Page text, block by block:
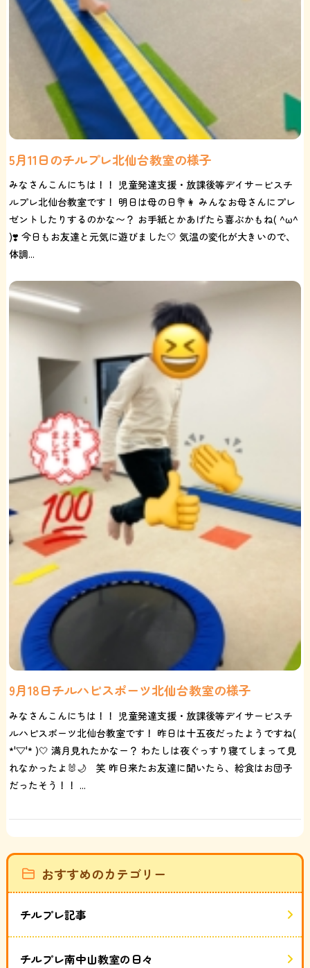
5月11日のチルプレ北仙台教室の様子
みなさんこんにちは！！ 児童発達支援・放課後等デイサービスチ
ルプレ北仙台教室です！ 明日は母の日💐👩 みんなお母さんにプレ
ゼントしたりするのかな〜？ お手紙とかあげたら喜ぶかもね( ^ω^
)❣️ 今日もお友達と元気に遊びました🤍 気温の変化が大きいので、
体調...
9月18日チルハピスポーツ北仙台教室の様子
みなさんこんにちは！！ 児童発達支援・放課後等デイサービスチ
ルハピスポーツ北仙台教室です！ 昨日は十五夜だったようですね(
*'▽'* )🤍 満月見れたかなー？ わたしは夜ぐっすり寝てしまって見
れなかったよ🐰🌙 笑 昨日来たお友達に聞いたら、給食はお団子
だったそう！！ ...
おすすめのカテゴリー
チルプレ記事
チルプレ南中山教室の日々